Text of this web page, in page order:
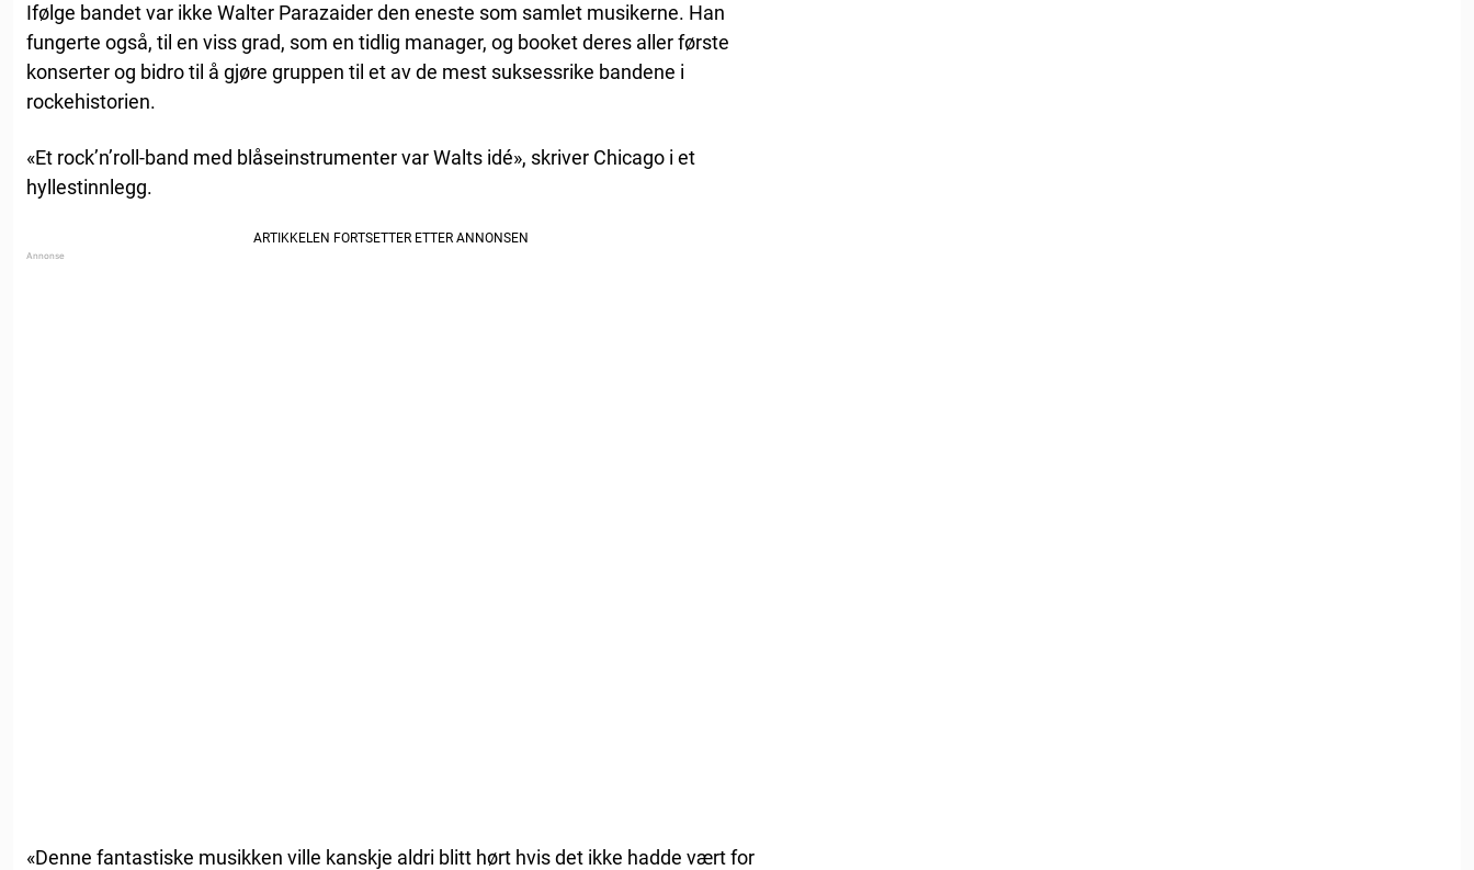
Ifølge bandet var ikke Walter Parazaider den eneste som samlet musikerne. Han
fungerte også, til en viss grad, som en tidlig manager, og booket deres aller første
konserter og bidro til å gjøre gruppen til et av de mest suksessrike bandene i
rockehistorien.
«Et rock’n’roll-band med blåseinstrumenter var Walts idé», skriver Chicago i et
hyllestinnlegg.
«Denne fantastiske musikken ville kanskje aldri blitt hørt hvis det ikke hadde vært for